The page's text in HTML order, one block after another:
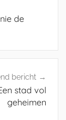
de
bericht
stad vol
geheimen